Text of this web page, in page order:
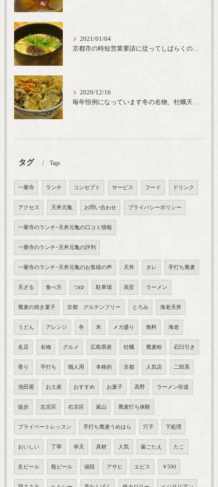
2021/01/04
京都市の時短営業要請に従ってしばらくの間20時までの営業とさせていただいております。寒い時期には温かいお蕎麦がおすすめ
2020/12/16
タグ Tags
一乗寺 ランチ コンセプト サービス フード ドリンク
アクセス 天丼元亀 お問い合わせ プライバシーポリシー
一乗寺のランチ･天丼元亀の口コミ情報
一乗寺のランチ･天丼元亀の評判
一乗寺のランチ･天丼元亀のお客様の声 天丼 タレ 手打ち蕎麦
天ざる 食べ方 つゆ 駐車場 高安 ラーメン
蕎麦の焼き菓子 京都 グルテンフリー とろみ 海老天丼
うどん アレンジ 冬 米 メガ盛り 無料 海老
名店 名物 グルメ 広島県産 牡蠣 蕎麦粉 石臼引き
香り 手打ち 職人用 本格的 京都 人気店 二郎系
池田屋 お土産 おすすめ お菓子 高野 ラーメン街道
徒歩 左京区 右京区 嵐山 蕎麦打ち体験
プライベートレッスン 手打ち蕎麦うめはら 穴子 下処理
おいしい 丁寧 串天 具材 人気 歯ごたえ たこ
生ビール 瓶ビール 値段 アサヒ エビス ￥500